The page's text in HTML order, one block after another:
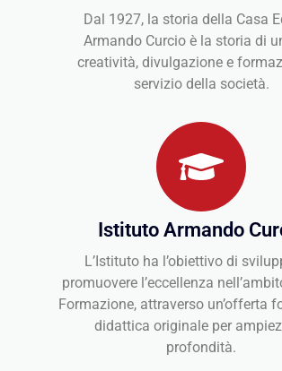
Dal 1927, la storia della Casa
Armando Curcio è la storia di
creatività, divulgazione e
servizio della società.
Istituto Armando
L’Istituto ha l’obiettivo di
promuovere l’eccellenza
Formazione, attraverso un’offerta
didattica originale per
profondità.